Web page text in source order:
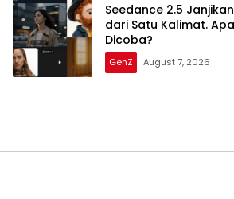
Seedance 2.5
dari Satu Kalimat.
Dicoba?
GenZ August 7, 2026